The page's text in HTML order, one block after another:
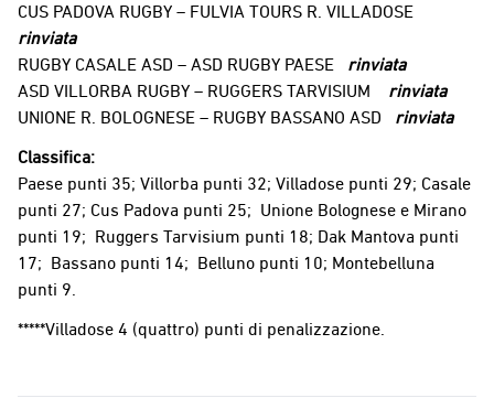
CUS PADOVA RUGBY – FULVIA TOURS R. VILLADOSE
rinviata
RUGBY CASALE ASD – ASD RUGBY PAESE
rinviata
ASD VILLORBA RUGBY – RUGGERS TARVISIUM rinviata
UNIONE R. BOLOGNESE – RUGBY BASSANO ASD rinviata
Classifica:
Paese punti 35; Villorba punti 32; Villadose punti 29; Casale
punti 27; Cus Padova punti 25; Unione Bolognese e Mirano
punti 19; Ruggers Tarvisium punti 18; Dak Mantova punti
17; Bassano punti 14; Belluno punti 10; Montebelluna
punti 9.
*****Villadose 4 (quattro) punti di penalizzazione.